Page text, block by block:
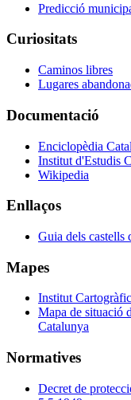
Predicció
Curiositats
Caminos libres
Lugares
Documentació
Enciclopèdia
Institut d'Estudis
Wikipedia
Enllaços
Guia dels castells
Mapes
Institut
Mapa de situació
Catalunya
Normatives
Decret de